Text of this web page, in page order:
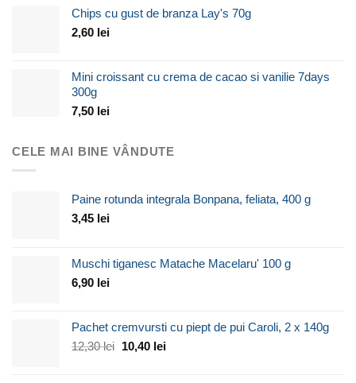
Chips cu gust de branza Lay's 70g
2,60 lei
Mini croissant cu crema de cacao si vanilie 7days
300g
7,50 lei
CELE MAI BINE VÂNDUTE
Paine rotunda integrala Bonpana, feliata, 400 g
3,45 lei
Muschi tiganesc Matache Macelaru' 100 g
6,90 lei
Pachet cremvursti cu piept de pui Caroli, 2 x 140g
12,30lei Prețul
10,40 leiPrețul